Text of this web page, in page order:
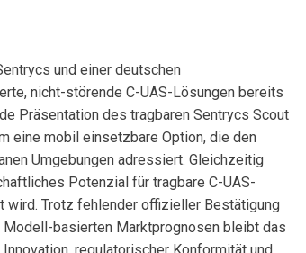
und einer deutschen
nicht-störende C-UAS-Lösungen bereits
Präsentation des tragbaren Sentrycs Scout
eine mobil einsetzbare Option, die den
Umgebungen adressiert. Gleichzeitig
Potenzial für tragbare C-UAS-
Trotz fehlender offizieller Bestätigung
basierten Marktprognosen bleibt das